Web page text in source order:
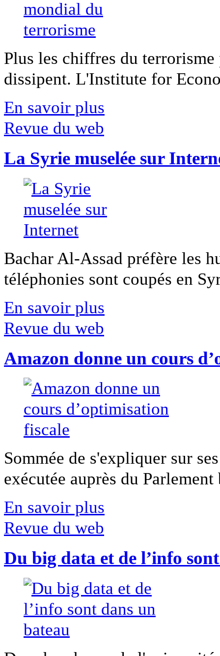
Plus les chiffres du
dissipent. L'Institute for
En savoir plus
Revue du web
La Syrie muselée sur
Bachar Al-Assad préfère les
téléphonies sont coupés en
En savoir plus
Revue du web
Amazon donne un cours
Sommée de s'expliquer sur
exécutée auprès du
En savoir plus
Revue du web
Du big data et de l’info